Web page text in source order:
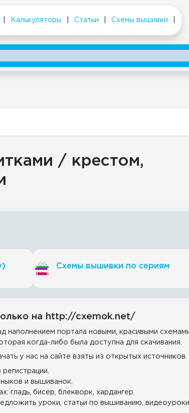
Калькуляторы Статьи Схемы вышивки
/ крестом,
Схемы вышивки по сериям
на http://cxemok.net/
наполнением портала новыми, красивыми
когда-либо была доступна для скачивания.
у нас на сайте взяты из открытых
и вышиванок.
гладь, бисер, блекворк, хардангер.
уроки, статьи по вышиванию,